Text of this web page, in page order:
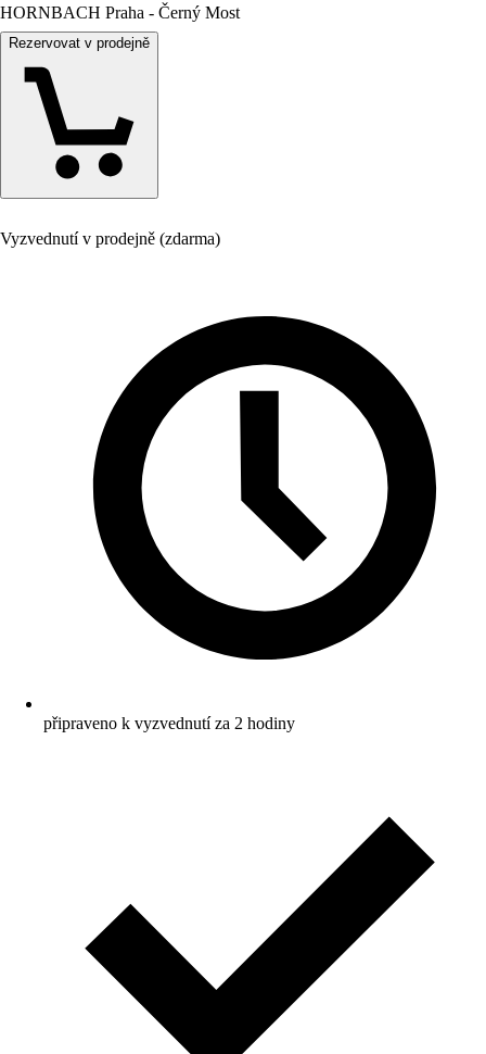
HORNBACH Praha - Černý Most
Rezervovat v prodejně
Vyzvednutí v prodejně (zdarma)
připraveno k vyzvednutí za 2 hodiny